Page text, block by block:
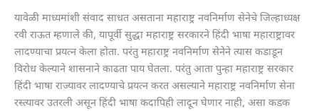
यावेळी माध्यमांशी संवाद साधत असताना महाराष्ट्र नवनिर्माण सेनेचे जिल्हाध्यक्ष
रवी राऊत म्हणाले की, यापूर्वी सुद्धा महाराष्ट्र सरकारने हिंदी भाषा महाराष्ट्रावर
लादण्याचा प्रयत्न केला होता. परंतु महाराष्ट्र नवनिर्माण सेनेने त्यास कडाडून
विरोध केल्याने शासनाने काढता पाय घेतला. परंतु आता पुन्हा महाराष्ट्र सरकार
हिंदी भाषा राज्यावर लादण्याचे प्रयत्न करत असल्याने महाराष्ट्र नवनिर्माण सेना
रस्त्यावर उतरली असून हिंदी भाषा कदापिही लादून घेणार नाही, असा कडक